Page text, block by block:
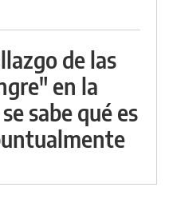
de las
en la
sabe qué es